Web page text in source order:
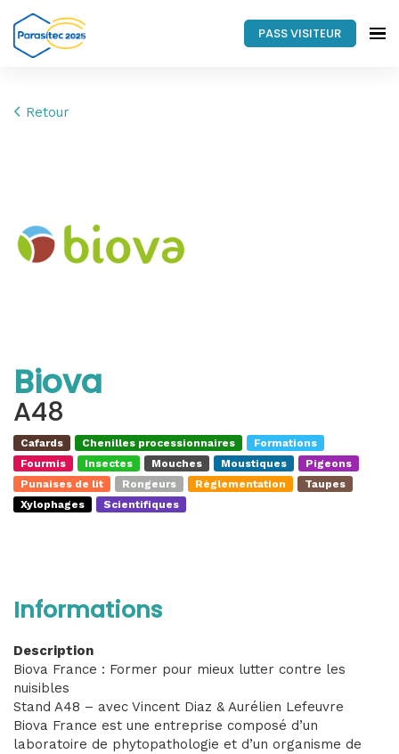
PASS VISITEUR
Retour
Biova
A48
Cafards Chenilles processionnaires
Formations
Fourmis
Insectes Mouches Moustiques
Pigeons
Punaises de lit
Rongeurs Règlementation
Taupes
Xylophages
Scientifiques
Informations
Description
Biova France : Former pour mieux lutter contre les
nuisibles
Stand A48 – avec Vincent Diaz & Aurélien Lefeuvre
Biova France est une entreprise composé d’un
laboratoire de phytopathologie et d’un organisme de